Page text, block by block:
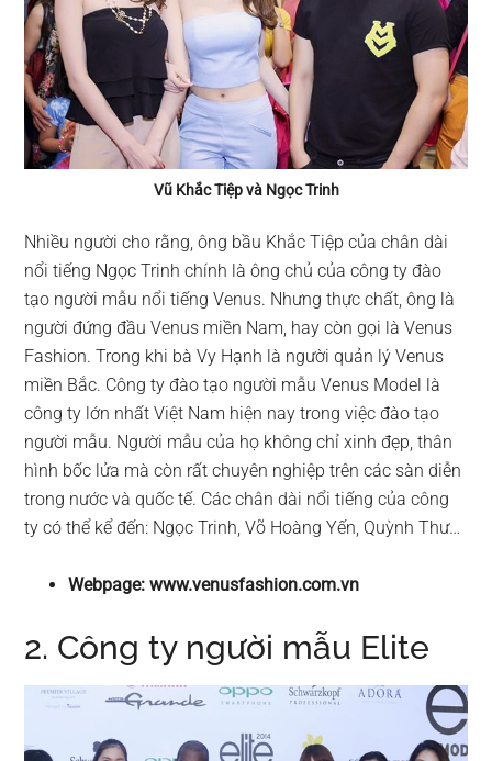
Vũ Khắc Tiệp và Ngọc Trinh
Nhiều người cho rằng, ông bầu Khắc Tiệp của chân dài
nổi tiếng Ngọc Trinh chính là ông chủ của công ty đào
tạo người mẫu nổi tiếng Venus. Nhưng thực chất, ông là
người đứng đầu Venus miền Nam, hay còn gọi là Venus
Fashion. Trong khi bà Vy Hạnh là người quản lý Venus
miền Bắc. Công ty đào tạo người mẫu Venus Model là
công ty lớn nhất Việt Nam hiện nay trong việc đào tạo
người mẫu. Người mẫu của họ không chỉ xinh đẹp, thân
hình bốc lửa mà còn rất chuyên nghiệp trên các sàn diễn
trong nước và quốc tế. Các chân dài nổi tiếng của công
ty có thể kể đến: Ngọc Trinh, Võ Hoàng Yến, Quỳnh Thư…
Webpage: www.venusfashion.com.vn
2. Công ty người mẫu Elite